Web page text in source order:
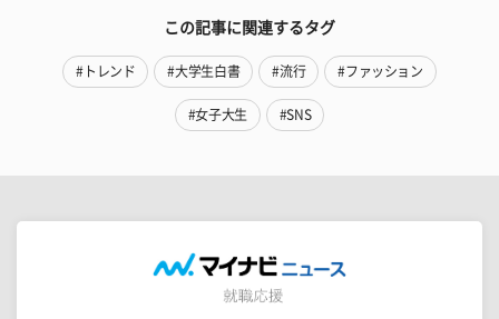
この記事に関連するタグ
#トレンド #大学生白書 #流行 #ファッション
#女子大生 #SNS